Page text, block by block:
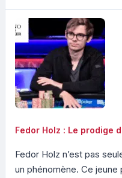
Fedor Holz : Le prodige
Fedor Holz n’est pas
un phénomène. Ce